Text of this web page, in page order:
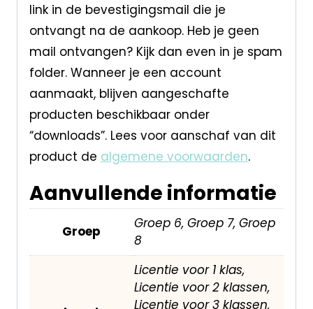
link in de bevestigingsmail die je
ontvangt na de aankoop. Heb je geen
mail ontvangen? Kijk dan even in je spam
folder. Wanneer je een account
aanmaakt, blijven aangeschafte
producten beschikbaar onder
“downloads”. Lees voor aanschaf van dit
product de algemene voorwaarden.
Aanvullende informatie
Groep
Groep 6, Groep 7, Groep
8
Licentie voor 1 klas,
Licentie voor 2 klassen,
Licentie voor 3 klassen,